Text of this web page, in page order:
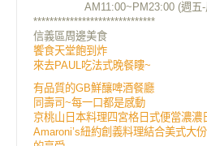
AM11:00~PM23:00 (週五-
******************************
信義區周邊美食
饗食天堂飽到炸
來去PAUL吃法式晚餐瞜~
有品質的GB鮮釀啤酒餐廳
同壽司~每一口都是感動
京桃山日本料理四宮格日式便當濃濃
Amaroni’s紐約創義料理結合美式大